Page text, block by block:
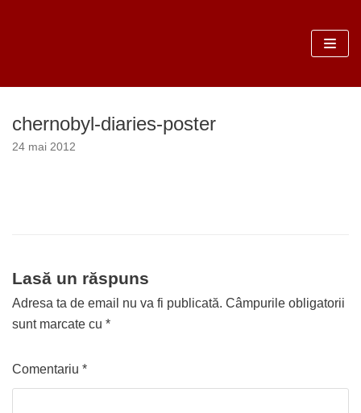
conținut
chernobyl-diaries-poster
24 mai 2012
Lasă un răspuns
Adresa ta de email nu va fi publicată. Câmpurile obligatorii
sunt marcate cu *
Comentariu *